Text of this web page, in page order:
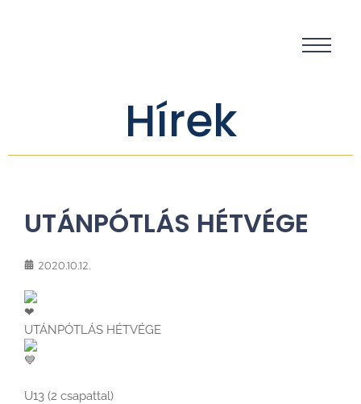
Hírek
UTÁNPÓTLÁS HÉTVÉGE
2020.10.12.
UTÁNPÓTLÁS HÉTVÉGE
U13 (2 csapattal)